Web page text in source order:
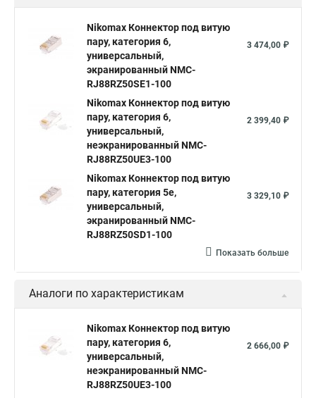
Nikomax Коннектор под витую
пару, категория 6,
универсальный,
экранированный NMC-
RJ88RZ50SE1-100
3 474,00 ₽
Nikomax Коннектор под витую
пару, категория 6,
универсальный,
неэкранированный NMC-
RJ88RZ50UE3-100
2 399,40 ₽
Nikomax Коннектор под витую
пару, категория 5е,
универсальный,
экранированный NMC-
RJ88RZ50SD1-100
3 329,10 ₽
Показать больше
Аналоги по характеристикам
Nikomax Коннектор под витую
пару, категория 6,
универсальный,
неэкранированный NMC-
RJ88RZ50UE3-100
2 666,00 ₽